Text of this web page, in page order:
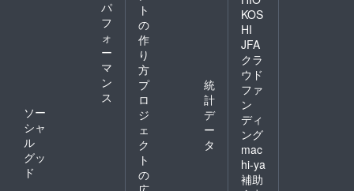
パ
フ
ォ
ー
マ
ン
ス
ソー
シャ
ル
グッ
ド
ト
の
作
り
方
プ
ロ
ジ
ェ
ク
ト
の
統
計
デ
ー
タ
KOS
HI
JFA
クラ
ウド
ファ
ン
ディ
ング
mac
hi-ya
補助